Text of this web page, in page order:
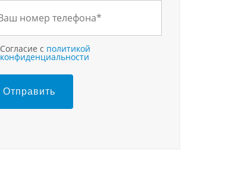
Cогласие с политикой
конфиденциальности
Отправить